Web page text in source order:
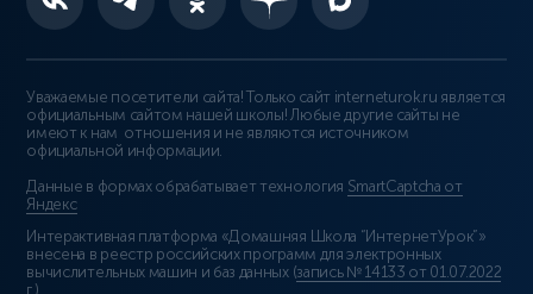
Уважаемые посетители сайта! Только сайт interneturok.ru является
официальным сайтом нашей школы! Любые другие сайты не
имеют к нам отношения и не являются источником
официальной информации.
Данные в формах обрабатывает технология SmartCaptcha от
Яндекс
Интерактивная платформа «Домашняя Школа “ИнтернетУрок”»
внесена в реестр российских программ для электронных
вычислительных машин и баз данных (запись № 14133 от 01.07.2022
г. ).